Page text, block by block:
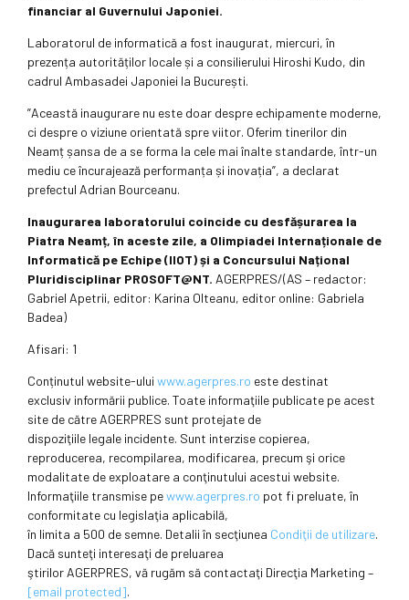
financiar al Guvernului Japoniei.
Laboratorul de informatică a fost inaugurat, miercuri, în
prezența autorităților locale și a consilierului Hiroshi Kudo, din
cadrul Ambasadei Japoniei la București.
”Această inaugurare nu este doar despre echipamente moderne,
ci despre o viziune orientată spre viitor. Oferim tinerilor din
Neamț șansa de a se forma la cele mai înalte standarde, într-un
mediu ce încurajează performanța și inovația”, a declarat
prefectul Adrian Bourceanu.
Inaugurarea laboratorului coincide cu desfășurarea la
Piatra Neamț, în aceste zile, a Olimpiadei Internaționale de
Informatică pe Echipe (IIOT) și a Concursului Național
Pluridisciplinar PROSOFT@NT. AGERPRES/(AS – redactor:
Gabriel Apetrii, editor: Karina Olteanu, editor online: Gabriela
Badea)
Afisari: 1
Conținutul website-ului www.agerpres.ro este destinat
exclusiv informării publice. Toate informaţiile publicate pe acest
site de către AGERPRES sunt protejate de
dispoziţiile legale incidente. Sunt interzise copierea,
reproducerea, recompilarea, modificarea, precum şi orice
modalitate de exploatare a conţinutului acestui website.
Informaţiile transmise pewww.agerpres.ro pot fi preluate, în
conformitate cu legislaţia aplicabilă,
în limita a 500 de semne. Detalii în secţiunea Condiţii de utilizare.
Dacă sunteţi interesaţi de preluarea
ştirilor AGERPRES, vă rugăm să contactaţi Direcţia Marketing –
[email protected].